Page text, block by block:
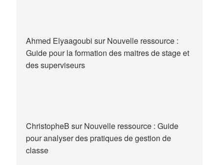
Ahmed Elyaagoubi surNouvelle ressource :
Guide pour la formation des maitres de stage et
des superviseurs
ChristopheB surNouvelle ressource : Guide
pour analyser des pratiques de gestion de
classe